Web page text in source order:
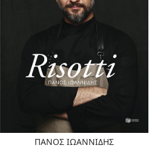
ΠΑΝΟΣ ΙΩΑΝΝΙΔΗΣ